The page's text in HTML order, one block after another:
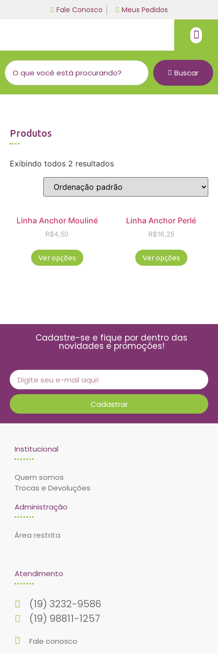
Fale Conosco Meus Pedidos
Buscar
Produtos
Exibindo todos 2 resultados
Linha Anchor Mouliné
R$4,50
Ver opções
Linha Anchor Perlé
R$16,25
Ver opções
Cadastre-se e fique por dentro das
novidades e promoções!
Cadastrar
Institucional
Quem somos
Trocas e Devoluções
Administração
Área restrita
Atendimento
(19) 3232-9586
(19) 98811-1257
Fale conosco